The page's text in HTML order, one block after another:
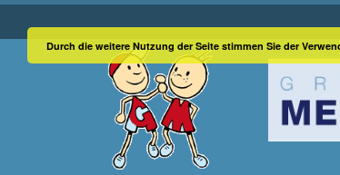
Durch die weitere Nutzung der Seite stimmen Sie der